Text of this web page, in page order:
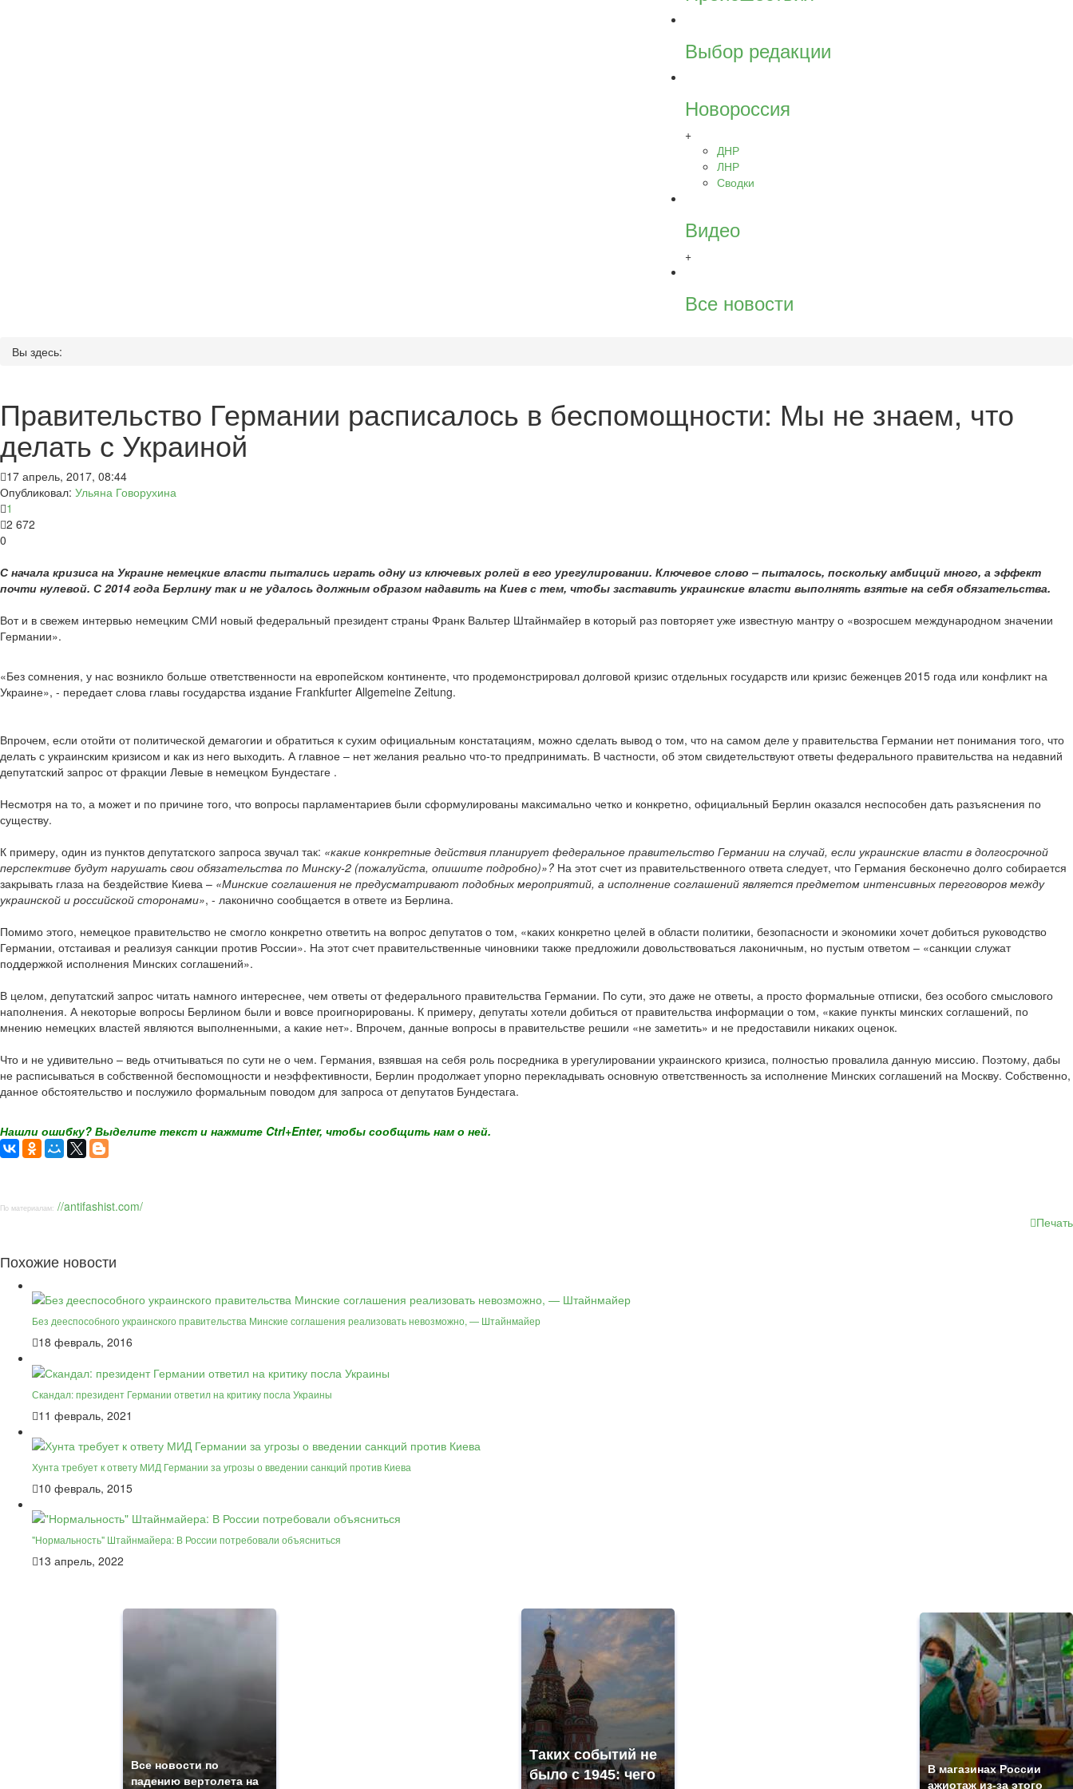
Выбор редакции
Новороссия
+
ДНР
ЛНР
Сводки
Видео
+
Все новости
Вы здесь:
Правительство Германии расписалось в беспомощности: Мы не знаем, что
делать с Украиной
17 апрель, 2017, 08:44
Опубликовал: Ульяна Говорухина
1
2 672
0
С начала кризиса на Украине немецкие власти пытались играть одну из ключевых ролей в его урегулировании. Ключевое слово – пыталось, поскольку амбиций много, а эффект
почти нулевой. С 2014 года Берлину так и не удалось должным образом надавить на Киев с тем, чтобы заставить украинские власти выполнять взятые на себя обязательства.
Вот и в свежем интервью немецким СМИ новый федеральный президент страны Франк Вальтер Штайнмайер в который раз повторяет уже известную мантру о «возросшем международном значении
Германии».
«Без сомнения, у нас возникло больше ответственности на европейском континенте, что продемонстрировал долговой кризис отдельных государств или кризис беженцев 2015 года или конфликт на
Украине», - передает слова главы государства издание Frankfurter Allgemeine Zeitung.
Впрочем, если отойти от политической демагогии и обратиться к сухим официальным констатациям, можно сделать вывод о том, что на самом деле у правительства Германии нет понимания того, что
делать с украинским кризисом и как из него выходить. А главное – нет желания реально что-то предпринимать. В частности, об этом свидетельствуют ответы федерального правительства на недавний
депутатский запрос от фракции Левые в немецком Бундестаге .
Несмотря на то, а может и по причине того, что вопросы парламентариев были сформулированы максимально четко и конкретно, официальный Берлин оказался неспособен дать разъяснения по
существу.
К примеру, один из пунктов депутатского запроса звучал так: «какие конкретные действия планирует федеральное правительство Германии на случай, если украинские власти в долгосрочной
перспективе будут нарушать свои обязательства по Минску-2 (пожалуйста, опишите подробно)»? На этот счет из правительственного ответа следует, что Германия бесконечно долго собирается
закрывать глаза на бездействие Киева – «Минские соглашения не предусматривают подобных мероприятий, а исполнение соглашений является предметом интенсивных переговоров между
украинской и российской сторонами», - лаконично сообщается в ответе из Берлина.
Помимо этого, немецкое правительство не смогло конкретно ответить на вопрос депутатов о том, «каких конкретно целей в области политики, безопасности и экономики хочет добиться руководство
Германии, отстаивая и реализуя санкции против России». На этот счет правительственные чиновники также предложили довольствоваться лаконичным, но пустым ответом – «санкции служат
поддержкой исполнения Минских соглашений».
В целом, депутатский запрос читать намного интереснее, чем ответы от федерального правительства Германии. По сути, это даже не ответы, а просто формальные отписки, без особого смыслового
наполнения. А некоторые вопросы Берлином были и вовсе проигнорированы. К примеру, депутаты хотели добиться от правительства информации о том, «какие пункты минских соглашений, по
мнению немецких властей являются выполненными, а какие нет». Впрочем, данные вопросы в правительстве решили «не заметить» и не предоставили никаких оценок.
Что и не удивительно – ведь отчитываться по сути не о чем. Германия, взявшая на себя роль посредника в урегулировании украинского кризиса, полностью провалила данную миссию. Поэтому, дабы
не расписываться в собственной беспомощности и неэффективности, Берлин продолжает упорно перекладывать основную ответственность за исполнение Минских соглашений на Москву. Собственно,
данное обстоятельство и послужило формальным поводом для запроса от депутатов Бундестага.
Нашли ошибку? Выделите текст и нажмите Ctrl+Enter, чтобы сообщить нам о ней.
По материалам: //antifashist.com/
Печать
Похожие новости
Без дееспособного украинского правительства Минские соглашения реализовать невозможно, — Штайнмайер
18 февраль, 2016
Скандал: президент Германии ответил на критику посла Украины
11 февраль, 2021
Хунта требует к ответу МИД Германии за угрозы о введении санкций против Киева
10 февраль, 2015
"Нормальность" Штайнмайера: В России потребовали объясниться
13 апрель, 2022
Все новости по
падению вертолета на
Таких событий не
было с 1945: чего
В магазинах России
ажиотаж из-за этого